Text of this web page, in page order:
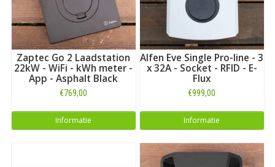
Zaptec Go 2 Laadstation
22kW - WiFi - kWh meter -
App - Asphalt Black
€769,00
Informatie
Alfen Eve Single Pro-line - 3
x 32A - Socket - RFID - E-
Flux
€999,00
Informatie